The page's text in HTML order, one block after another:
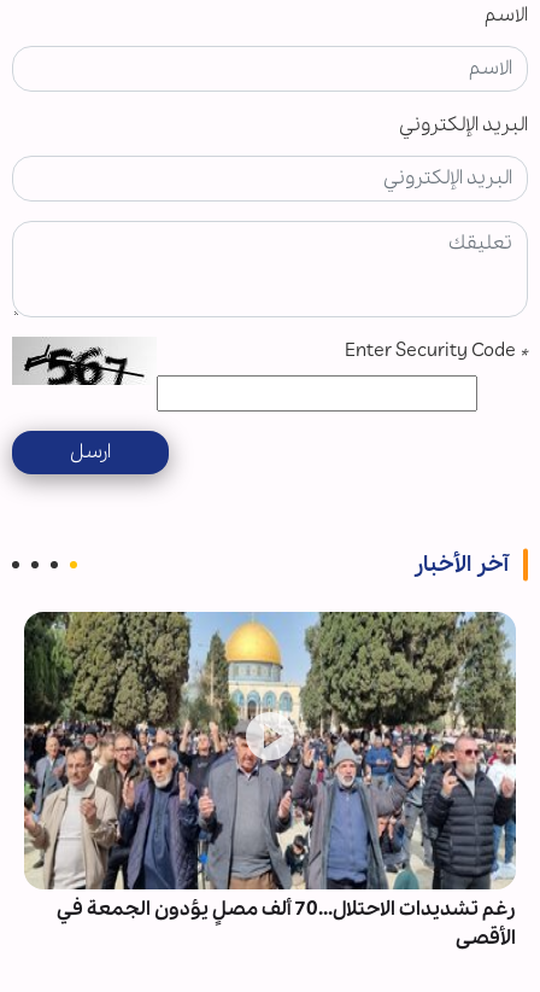
الاسم
البريد الإلكتروني
*
ارسل
آخر الأخبار
رغم تشديدات الاحتلال...70 ألف مصلٍ يؤدون الجمعة في
الأقصى